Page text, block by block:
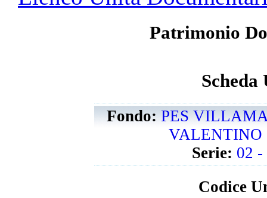
Patrimonio
Scheda
Fondo:PES
VALENTINO
Serie: 02 -
Codice